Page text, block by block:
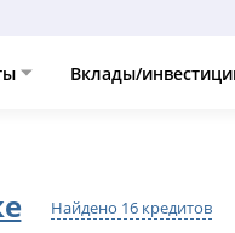
Вклады/
Найдено 16 кредитов